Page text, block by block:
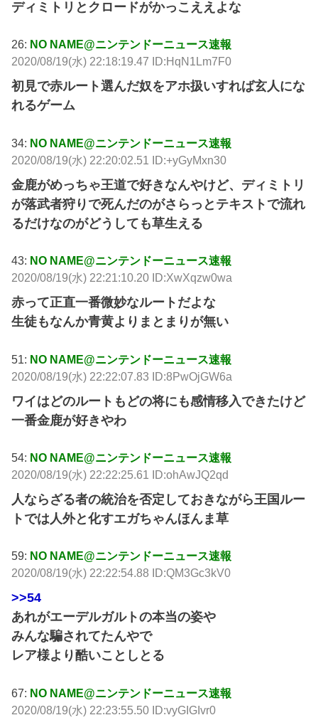
ディミトリとクロードがかっこええよな
26: NO NAME@ニンテンドーニュース速報
2020/08/19(水) 22:18:19.47 ID:HqN1Lm7F0
初見で赤ルート選んだ奴をアホ扱いすれば玄人にな
れるゲーム
34: NO NAME@ニンテンドーニュース速報
2020/08/19(水) 22:20:02.51 ID:+yGyMxn30
金鹿がめっちゃ王道で好きなんやけど、ディミトリ
が落武者狩りで死んだのがさらっとテキストで流れ
るだけなのがどうしても草生える
43: NO NAME@ニンテンドーニュース速報
2020/08/19(水) 22:21:10.20 ID:XwXqzw0wa
赤って正直一番微妙なルートだよな
生徒もなんか青黄よりまとまりが無い
51: NO NAME@ニンテンドーニュース速報
2020/08/19(水) 22:22:07.83 ID:8PwOjGW6a
ワイはどのルートもどの将にも感情移入できたけど
一番金鹿が好きやわ
54: NO NAME@ニンテンドーニュース速報
2020/08/19(水) 22:22:25.61 ID:ohAwJQ2qd
人ならざる者の統治を否定しておきながら王国ルー
トでは人外と化すエガちゃんほんま草
59: NO NAME@ニンテンドーニュース速報
2020/08/19(水) 22:22:54.88 ID:QM3Gc3kV0
>>54
あれがエーデルガルトの本当の姿や
みんな騙されてたんやで
レア様より酷いことしとる
67: NO NAME@ニンテンドーニュース速報
2020/08/19(水) 22:23:55.50 ID:vyGIGIvr0